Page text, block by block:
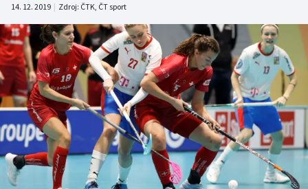
DALŠÍ SPORTY
Americký fotbal
Baseball a softbal
Basketbal
Biatlon
NEPŘEHLÉDNĚTE
Soutěže
Historické návraty
Aplikace ČT sport
14. 12. 2019 | Zdroj: ČTK, ČT sport